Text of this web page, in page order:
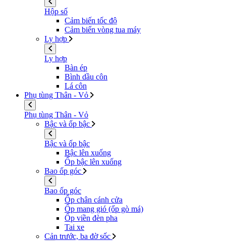
Hộp số
Cảm biến tốc độ
Cảm biến vòng tua máy
Ly hợp
Ly hợp
Bàn ép
Bình dầu côn
Lá côn
Phụ tùng Thân - Vỏ
Phụ tùng Thân - Vỏ
Bậc và ốp bậc
Bậc và ốp bậc
Bậc lên xuống
Ốp bậc lên xuống
Bao ốp góc
Bao ốp góc
Ốp chân cánh cửa
Ốp mang gió (ốp gò má)
Ốp viền đèn pha
Tai xe
Cản trước, ba đờ sốc